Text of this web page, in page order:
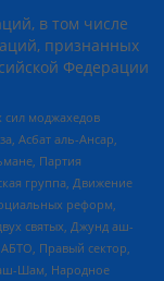
в том числе
признанных
Федерации
моджахедов
Асбат аль-Ансар,
Партия
группа, Движение
реформ,
святых, Джунд аш-
Правый сектор,
аш-Шам, Народное